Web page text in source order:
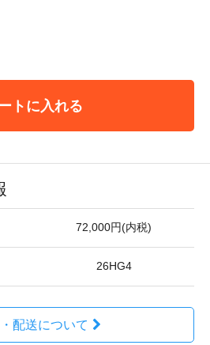
トに入れる
72,000円(内税)
26HG4
配送について